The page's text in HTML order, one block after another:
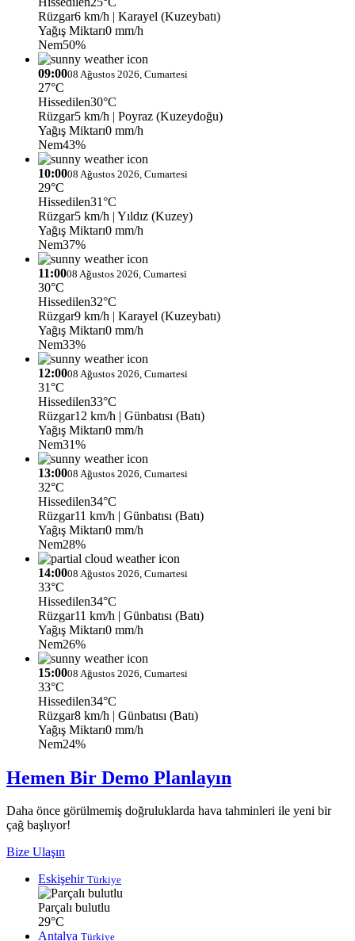
Rüzgar6 km/h | Karayel (Kuzeybatı)
Yağış Miktarı0 mm/h
Nem50%
09:0008 Ağustos 2026, Cumartesi
27°C
Hissedilen30°C
Rüzgar5 km/h | Poyraz (Kuzeydoğu)
Yağış Miktarı0 mm/h
Nem43%
10:0008 Ağustos 2026, Cumartesi
29°C
Hissedilen31°C
Rüzgar5 km/h | Yıldız (Kuzey)
Yağış Miktarı0 mm/h
Nem37%
11:0008 Ağustos 2026, Cumartesi
30°C
Hissedilen32°C
Rüzgar9 km/h | Karayel (Kuzeybatı)
Yağış Miktarı0 mm/h
Nem33%
12:0008 Ağustos 2026, Cumartesi
31°C
Hissedilen33°C
Rüzgar12 km/h | Günbatısı (Batı)
Yağış Miktarı0 mm/h
Nem31%
13:0008 Ağustos 2026, Cumartesi
32°C
Hissedilen34°C
Rüzgar11 km/h | Günbatısı (Batı)
Yağış Miktarı0 mm/h
Nem28%
14:0008 Ağustos 2026, Cumartesi
33°C
Hissedilen34°C
Rüzgar11 km/h | Günbatısı (Batı)
Yağış Miktarı0 mm/h
Nem26%
15:0008 Ağustos 2026, Cumartesi
33°C
Hissedilen34°C
Rüzgar8 km/h | Günbatısı (Batı)
Yağış Miktarı0 mm/h
Nem24%
Hemen Bir Demo Planlayın
Daha önce görülmemiş doğruluklarda hava tahminleri ile yeni bir
çağ başlıyor!
Bize Ulaşın
Eskişehir Türkiye
Parçalı bulutlu
29°C
Antalya Türkiye